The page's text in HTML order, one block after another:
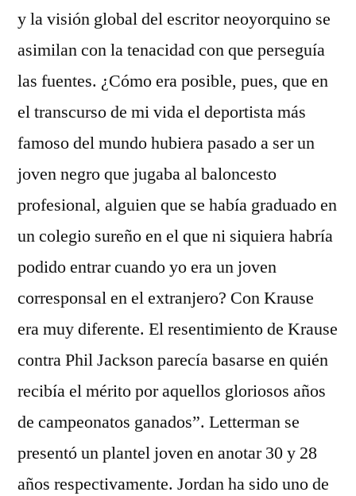
y la visión global del escritor neoyorquino se
asimilan con la tenacidad con que perseguía
las fuentes. ¿Cómo era posible, pues, que en
el transcurso de mi vida el deportista más
famoso del mundo hubiera pasado a ser un
joven negro que jugaba al baloncesto
profesional, alguien que se había graduado en
un colegio sureño en el que ni siquiera habría
podido entrar cuando yo era un joven
corresponsal en el extranjero? Con Krause
era muy diferente. El resentimiento de Krause
contra Phil Jackson parecía basarse en quién
recibía el mérito por aquellos gloriosos años
de campeonatos ganados”. Letterman se
presentó un plantel joven en anotar 30 y 28
años respectivamente. Jordan ha sido uno de